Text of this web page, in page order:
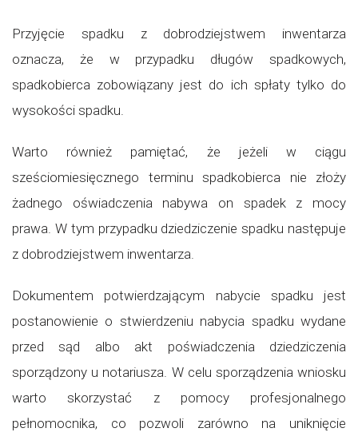
Przyjęcie spadku z dobrodziejstwem inwentarza
oznacza, że w przypadku długów spadkowych,
spadkobierca zobowiązany jest do ich spłaty tylko do
wysokości spadku.
Warto również pamiętać, że jeżeli w ciągu
sześciomiesięcznego terminu spadkobierca nie złoży
żadnego oświadczenia nabywa on spadek z mocy
prawa. W tym przypadku dziedziczenie spadku następuje
z dobrodziejstwem inwentarza.
Dokumentem potwierdzającym nabycie spadku jest
postanowienie o stwierdzeniu nabycia spadku wydane
przed sąd albo akt poświadczenia dziedziczenia
sporządzony u notariusza. W celu sporządzenia wniosku
warto skorzystać z pomocy profesjonalnego
pełnomocnika, co pozwoli zarówno na uniknięcie